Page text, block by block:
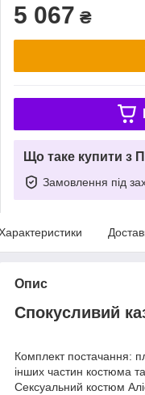
5 067 ₴
Що таке купити з
Замовлення під
Опис
Спокусливий
Комплект постачання:
інших частин костюма
Сексуальний костюм